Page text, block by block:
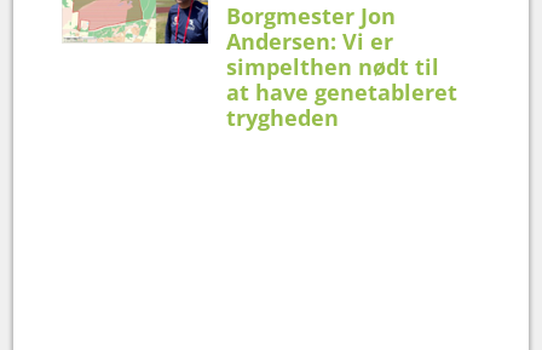
Borgmester Jon
Andersen: Vi er
simpelthen nødt til
at have genetableret
trygheden